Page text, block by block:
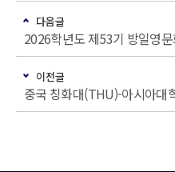
다음글
2026학년도 제53기 방일영
이전글